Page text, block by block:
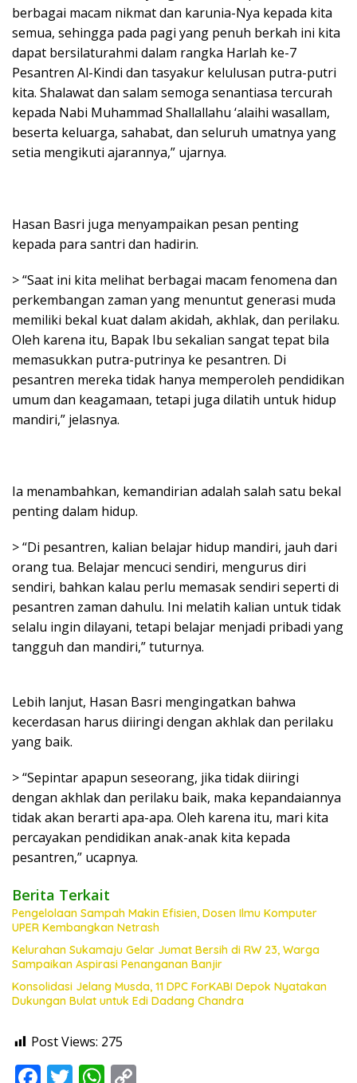
berbagai macam nikmat dan karunia-Nya kepada kita
semua, sehingga pada pagi yang penuh berkah ini kita
dapat bersilaturahmi dalam rangka Harlah ke-7
Pesantren Al-Kindi dan tasyakur kelulusan putra-putri
kita. Shalawat dan salam semoga senantiasa tercurah
kepada Nabi Muhammad Shallallahu ‘alaihi wasallam,
beserta keluarga, sahabat, dan seluruh umatnya yang
setia mengikuti ajarannya,” ujarnya.
Hasan Basri juga menyampaikan pesan penting
kepada para santri dan hadirin.
> “Saat ini kita melihat berbagai macam fenomena dan
perkembangan zaman yang menuntut generasi muda
memiliki bekal kuat dalam akidah, akhlak, dan perilaku.
Oleh karena itu, Bapak Ibu sekalian sangat tepat bila
memasukkan putra-putrinya ke pesantren. Di
pesantren mereka tidak hanya memperoleh pendidikan
umum dan keagamaan, tetapi juga dilatih untuk hidup
mandiri,” jelasnya.
Ia menambahkan, kemandirian adalah salah satu bekal
penting dalam hidup.
> “Di pesantren, kalian belajar hidup mandiri, jauh dari
orang tua. Belajar mencuci sendiri, mengurus diri
sendiri, bahkan kalau perlu memasak sendiri seperti di
pesantren zaman dahulu. Ini melatih kalian untuk tidak
selalu ingin dilayani, tetapi belajar menjadi pribadi yang
tangguh dan mandiri,” tuturnya.
Lebih lanjut, Hasan Basri mengingatkan bahwa
kecerdasan harus diiringi dengan akhlak dan perilaku
yang baik.
> “Sepintar apapun seseorang, jika tidak diiringi
dengan akhlak dan perilaku baik, maka kepandaiannya
tidak akan berarti apa-apa. Oleh karena itu, mari kita
percayakan pendidikan anak-anak kita kepada
pesantren,” ucapnya.
Berita Terkait
Pengelolaan Sampah Makin Efisien, Dosen Ilmu Komputer
UPER Kembangkan Netrash
Kelurahan Sukamaju Gelar Jumat Bersih di RW 23, Warga
Sampaikan Aspirasi Penanganan Banjir
Konsolidasi Jelang Musda, 11 DPC ForKABI Depok Nyatakan
Dukungan Bulat untuk Edi Dadang Chandra
Post Views: 275